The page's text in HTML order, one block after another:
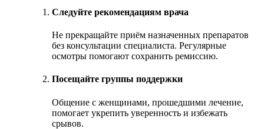
Следуйте рекомендациям врача
Не прекращайте приём назначенных препаратов
без консультации специалиста. Регулярные
осмотры помогают сохранить ремиссию.
Посещайте группы поддержки
Общение с женщинами, прошедшими лечение,
помогает укрепить уверенность и избежать
срывов.